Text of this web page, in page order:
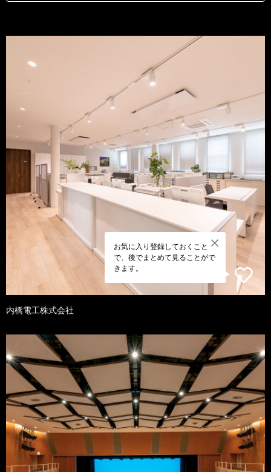
お気に入り登録しておくこと
で、後でまとめて見ることがで
きます。
内橋電工株式会社